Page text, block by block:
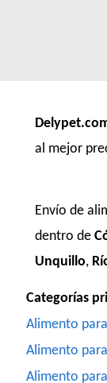
al mejor
Envío de
dentro de
Unquillo,
Categorías
Alimento
Alimento
Alimento